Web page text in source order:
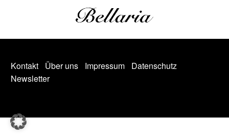
Kontakt Über uns Impressum
Datenschutz
Newsletter